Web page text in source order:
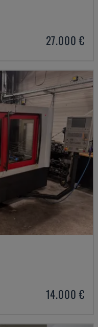
27.000 €
14.000 €